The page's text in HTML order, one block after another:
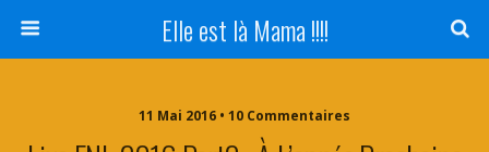
Elle est là Mama !!!!
11 Mai 2016 • 10 Commentaires